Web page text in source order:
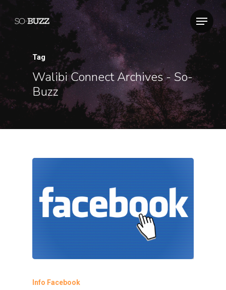
Tag
Walibi Connect Archives - So-
Buzz
Info Facebook